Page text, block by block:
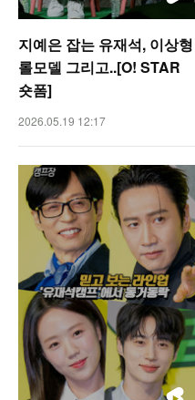
지예은 잡는 유재석, 이상형
롤모델 그리고..[O! STAR
숏폼]
2026.05.19 12:17